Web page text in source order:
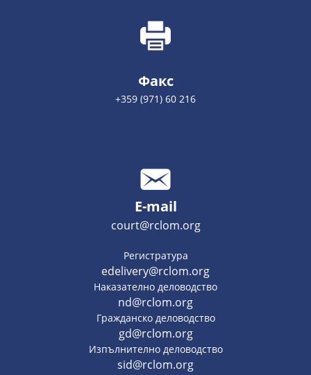
Факс
+359 (971) 60 216
E-mail
court@rclom.org
Регистратура
edelivery@rclom.org
Наказателно деловодство
nd@rclom.org
Гражданско деловодство
gd@rclom.org
Изпълнително деловодство
sid@rclom.org